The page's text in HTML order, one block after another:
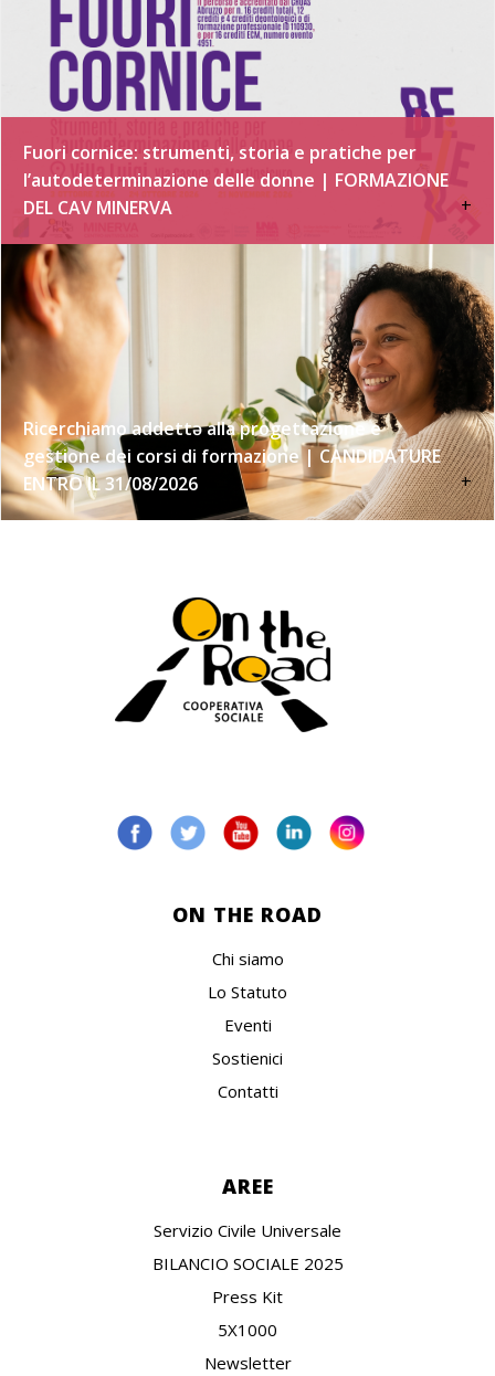
Fuori cornice: strumenti, storia e pratiche per
l’autodeterminazione delle donne | FORMAZIONE
DEL CAV MINERVA
+
Ricerchiamo addettə alla progettazione e
gestione dei corsi di formazione | CANDIDATURE
ENTRO IL 31/08/2026
+
ON THE ROAD
Chi siamo
Lo Statuto
Eventi
Sostienici
Contatti
AREE
Servizio Civile Universale
BILANCIO SOCIALE 2025
Press Kit
5X1000
Newsletter